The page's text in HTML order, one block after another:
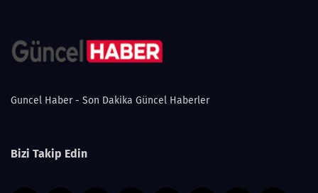
Guncel Haber - Son Dakika Güncel Haberler
Bizi Takip Edin